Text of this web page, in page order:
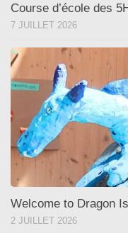
Course d’école des
7 JUILLET 2026
Welcome to Dragon
2 JUILLET 2026